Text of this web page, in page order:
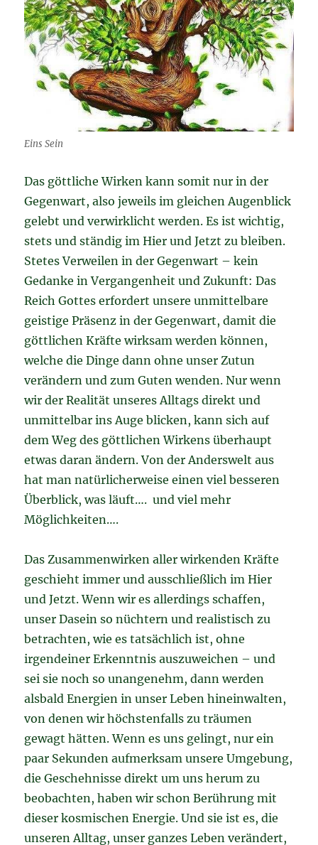
Eins Sein
Das göttliche Wirken kann somit nur in der
Gegenwart, also jeweils im gleichen Augenblick
gelebt und verwirklicht werden. Es ist wichtig,
stets und ständig im Hier und Jetzt zu bleiben.
Stetes Verweilen in der Gegenwart – kein
Gedanke in Vergangenheit und Zukunft: Das
Reich Gottes erfordert unsere unmittelbare
geistige Präsenz in der Gegenwart, damit die
göttlichen Kräfte wirksam werden können,
welche die Dinge dann ohne unser Zutun
verändern und zum Guten wenden. Nur wenn
wir der Realität unseres Alltags direkt und
unmittelbar ins Auge blicken, kann sich auf
dem Weg des göttlichen Wirkens überhaupt
etwas daran ändern. Von der Anderswelt aus
hat man natürlicherweise einen viel besseren
Überblick, was läuft…. und viel mehr
Möglichkeiten….
Das Zusammenwirken aller wirkenden Kräfte
geschieht immer und ausschließlich im Hier
und Jetzt. Wenn wir es allerdings schaffen,
unser Dasein so nüchtern und realistisch zu
betrachten, wie es tatsächlich ist, ohne
irgendeiner Erkenntnis auszuweichen – und
sei sie noch so unangenehm, dann werden
alsbald Energien in unser Leben hineinwalten,
von denen wir höchstenfalls zu träumen
gewagt hätten. Wenn es uns gelingt, nur ein
paar Sekunden aufmerksam unsere Umgebung,
die Geschehnisse direkt um uns herum zu
beobachten, haben wir schon Berührung mit
dieser kosmischen Energie. Und sie ist es, die
unseren Alltag, unser ganzes Leben verändert,